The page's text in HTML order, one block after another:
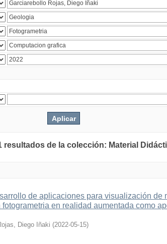
resultados de la colección: Material
de aplicaciones para visualización de
fotogrametria en realidad aumentada como
Diego Iñaki (2022-05-15)